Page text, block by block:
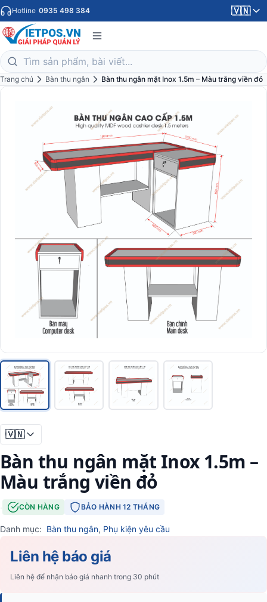
Hotline 0935 498 384 🇻🇳
Trang chủ Bàn thu ngân Bàn thu ngân mặt Inox 1.5m – Màu trắng viền đỏ
🇻🇳
Bàn thu ngân mặt Inox 1.5m –
Màu trắng viền đỏ
· CÒN HÀNG BẢO HÀNH 12 THÁNG
Danh mục: Bàn thu ngân, Phụ kiện yêu cầu
Liên hệ báo giá
Liên hệ để nhận báo giá nhanh trong 30 phút